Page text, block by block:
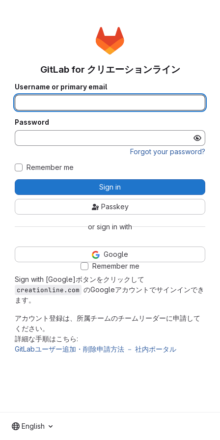
Sign with [Google]ボタンをクリックして
creationline.com のGoogleアカウントでサインインでき
ます。
アカウント登録は、所属チームのチームリーダーに申請して
ください。
詳細な手順はこちら:
GitLabユーザー追加・削除申請方法 － 社内ポータル
GitLab for クリエーションライン
Username or primary email
Password
Forgot your password?
Remember me
Sign in
Passkey
or sign in with
Google
Remember me
English